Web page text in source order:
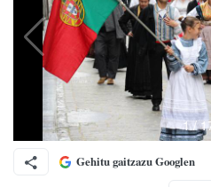
Gehitu gaitzazu Googlen